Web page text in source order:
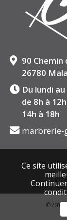
90 Chemin
26780
Du lundi
de 8h à
14h à 18h
marbrerie-
©2019
Ce site